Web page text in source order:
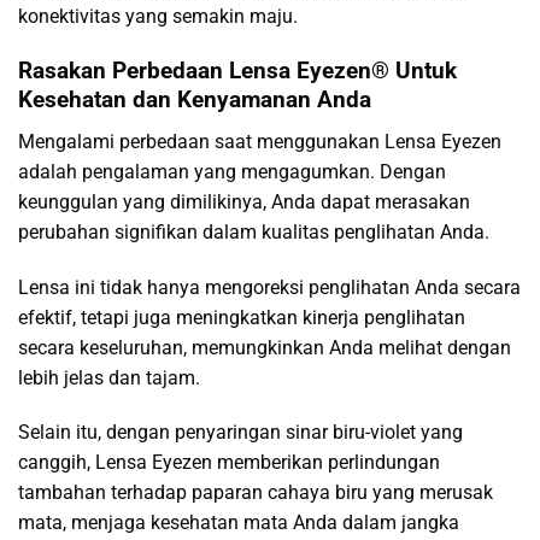
konektivitas yang semakin maju.
Rasakan Perbedaan Lensa Eyezen® Untuk
Kesehatan dan Kenyamanan Anda
Mengalami perbedaan saat menggunakan Lensa Eyezen
adalah pengalaman yang mengagumkan. Dengan
keunggulan yang dimilikinya, Anda dapat merasakan
perubahan signifikan dalam kualitas penglihatan Anda.
Lensa ini tidak hanya mengoreksi penglihatan Anda secara
efektif, tetapi juga meningkatkan kinerja penglihatan
secara keseluruhan, memungkinkan Anda melihat dengan
lebih jelas dan tajam.
Selain itu, dengan penyaringan sinar biru-violet yang
canggih, Lensa Eyezen memberikan perlindungan
tambahan terhadap paparan cahaya biru yang merusak
mata, menjaga kesehatan mata Anda dalam jangka